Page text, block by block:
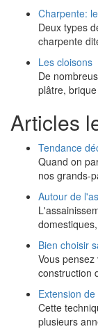
Charpente:
Deux types
charpente
Les cloisons
De
plâtre,
Articles
Tendance
Quand on
nos grands-
Autour de
Bien choisir
Vous
construction
Extension
Cette
plusieurs